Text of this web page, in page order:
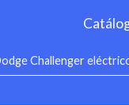
Challenger